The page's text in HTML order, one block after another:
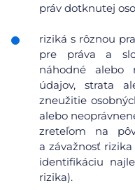
práv dotknutej
riziká s rôznou
pre práva a
náhodné alebo
údajov, strata
zneužitie
alebo
zreteľom na
a závažnosť
identifikáciu
rizika).